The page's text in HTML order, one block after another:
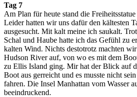
Tag 7
Am Plan für heute stand die
Leider hatten wir uns dafür den kältesten
ausgesucht. Mit kalt meine ich saukalt.
Schal und Haube hatte ich das Gefühl zu
kalten Wind. Nichts destotrotz machten
Hudson River auf, von wo es mit dem
zu Ellis Island ging. Mir hat der Blick auf
Boot aus gerreicht und es musste nicht
fahren. Die Insel Manhattan vom Wasser
beeindruckend.